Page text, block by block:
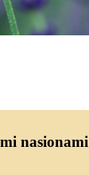
PODGLĄD
nasionami